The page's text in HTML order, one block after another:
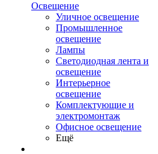
Освещение
Уличное освещение
Промышленное
освещение
Лампы
Светодиодная лента и
освещение
Интерьерное
освещение
Комплектующие и
электромонтаж
Офисное освещение
Ещё